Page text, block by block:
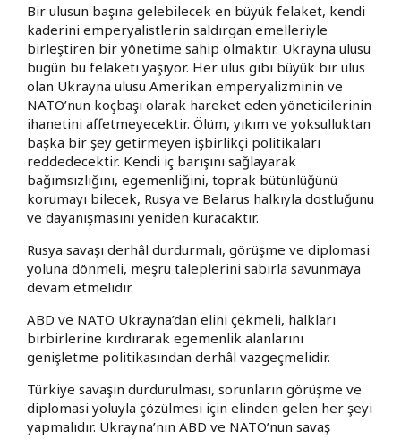
Bir ulusun başına gelebilecek en büyük felaket, kendi
kaderini emperyalistlerin saldırgan emelleriyle
birleştiren bir yönetime sahip olmaktır. Ukrayna ulusu
bugün bu felaketi yaşıyor. Her ulus gibi büyük bir ulus
olan Ukrayna ulusu Amerikan emperyalizminin ve
NATO’nun koçbaşı olarak hareket eden yöneticilerinin
ihanetini affetmeyecektir. Ölüm, yıkım ve yoksulluktan
başka bir şey getirmeyen işbirlikçi politikaları
reddedecektir. Kendi iç barışını sağlayarak
bağımsızlığını, egemenliğini, toprak bütünlüğünü
korumayı bilecek, Rusya ve Belarus halkıyla dostluğunu
ve dayanışmasını yeniden kuracaktır.
Rusya savaşı derhâl durdurmalı, görüşme ve diplomasi
yoluna dönmeli, meşru taleplerini sabırla savunmaya
devam etmelidir.
ABD ve NATO Ukrayna’dan elini çekmeli, halkları
birbirlerine kırdırarak egemenlik alanlarını
genişletme politikasından derhâl vazgeçmelidir.
Türkiye savaşın durdurulması, sorunların görüşme ve
diplomasi yoluyla çözülmesi için elinden gelen her şeyi
yapmalıdır. Ukrayna’nın ABD ve NATO’nun savaş